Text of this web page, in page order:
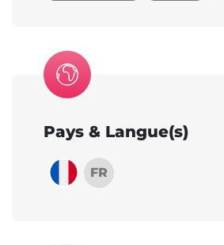
Pays & Langue(s)
FR